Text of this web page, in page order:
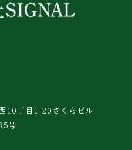
10丁目1-20さくらビル
号